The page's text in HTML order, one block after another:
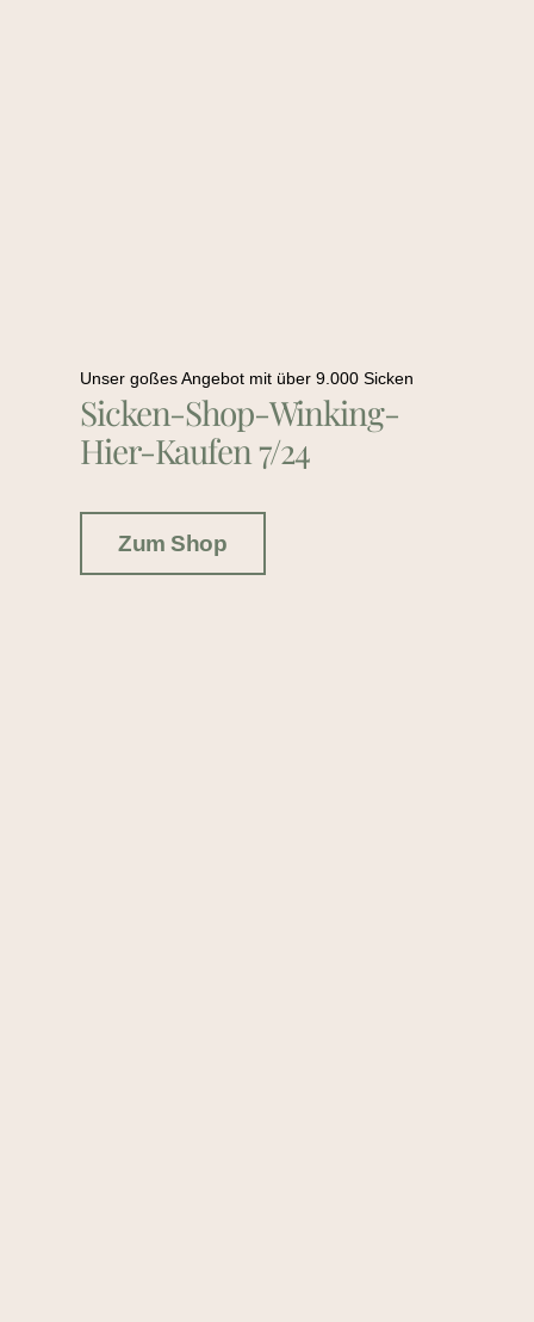
Unser goßes Angebot mit über 9.000 Sicken
Sicken-Shop-Winking-
Hier-Kaufen 7/24
Zum Shop